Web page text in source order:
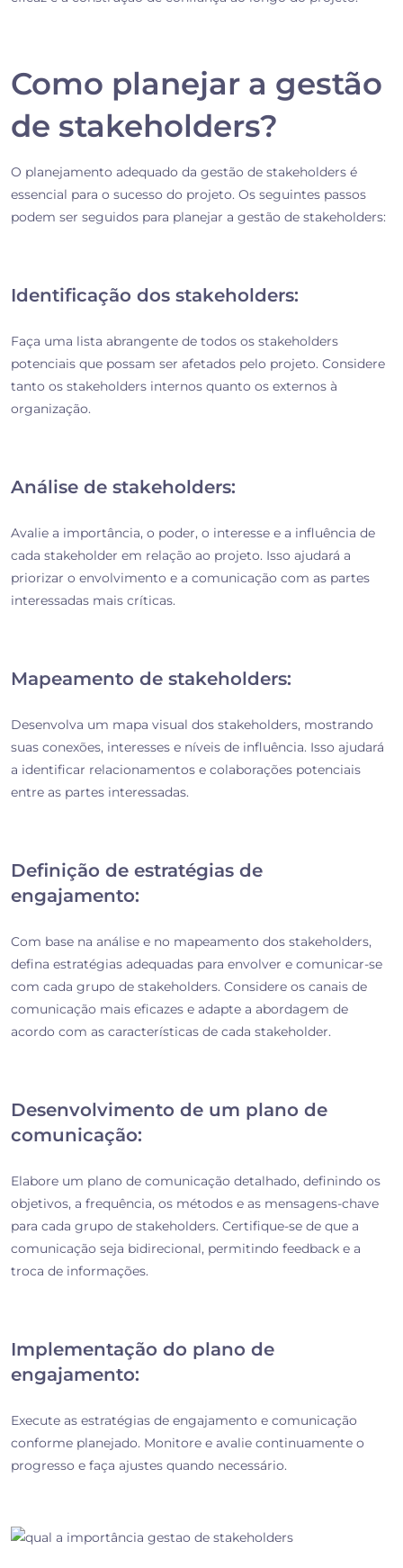
Como planejar a gestão
de stakeholders?
O planejamento adequado da gestão de stakeholders é
essencial para o sucesso do projeto. Os seguintes passos
podem ser seguidos para planejar a gestão de stakeholders:
Identificação dos stakeholders:
Faça uma lista abrangente de todos os stakeholders
potenciais que possam ser afetados pelo projeto. Considere
tanto os stakeholders internos quanto os externos à
organização.
Análise de stakeholders:
Avalie a importância, o poder, o interesse e a influência de
cada stakeholder em relação ao projeto. Isso ajudará a
priorizar o envolvimento e a comunicação com as partes
interessadas mais críticas.
Mapeamento de stakeholders:
Desenvolva um mapa visual dos stakeholders, mostrando
suas conexões, interesses e níveis de influência. Isso ajudará
a identificar relacionamentos e colaborações potenciais
entre as partes interessadas.
Definição de estratégias de
engajamento:
Com base na análise e no mapeamento dos stakeholders,
defina estratégias adequadas para envolver e comunicar-se
com cada grupo de stakeholders. Considere os canais de
comunicação mais eficazes e adapte a abordagem de
acordo com as características de cada stakeholder.
Desenvolvimento de um plano de
comunicação:
Elabore um plano de comunicação detalhado, definindo os
objetivos, a frequência, os métodos e as mensagens-chave
para cada grupo de stakeholders. Certifique-se de que a
comunicação seja bidirecional, permitindo feedback e a
troca de informações.
Implementação do plano de
engajamento:
Execute as estratégias de engajamento e comunicação
conforme planejado. Monitore e avalie continuamente o
progresso e faça ajustes quando necessário.